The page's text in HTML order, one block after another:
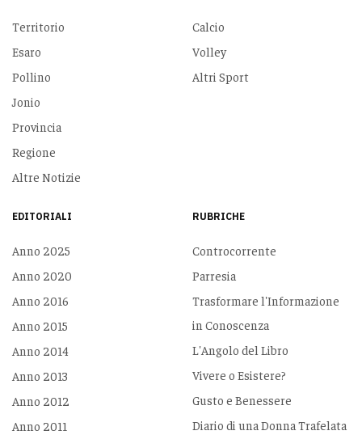
Territorio
Esaro
Pollino
Jonio
Provincia
Regione
Altre Notizie
Calcio
Volley
Altri Sport
EDITORIALI
Anno 2025
Anno 2020
Anno 2016
Anno 2015
Anno 2014
Anno 2013
Anno 2012
Anno 2011
RUBRICHE
Controcorrente
Parresia
Trasformare l'Informazione
in Conoscenza
L'Angolo del Libro
Vivere o Esistere?
Gusto e Benessere
Diario di una Donna Trafelata